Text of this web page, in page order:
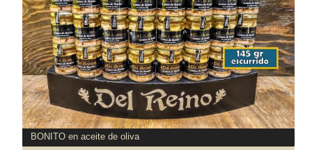
BONITO en aceite de oliva